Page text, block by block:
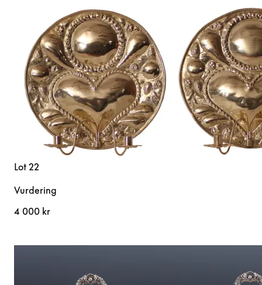
Lot 22
Vurdering
4 000 kr